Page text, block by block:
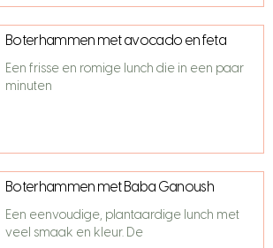
Boterhammen met avocado en feta
Een frisse en romige lunch die in een paar
minuten
Boterhammen met Baba Ganoush
Een eenvoudige, plantaardige lunch met
veel smaak en kleur. De